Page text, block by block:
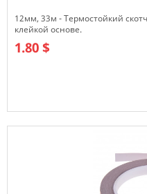
12мм, 33м - Термостойкий
клейкой основе.
1.80 $